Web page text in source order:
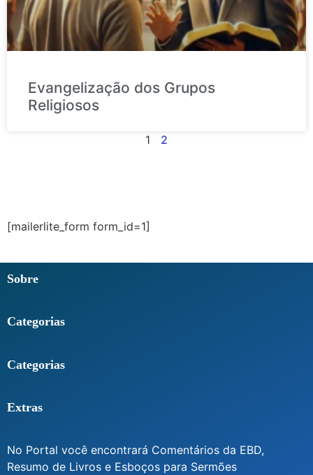
Evangelização dos Grupos
Religiosos
1 2
[mailerlite_form form_id=1]
Sobre
Categorias
Categorias
Extras
No Portal você encontrará Comentários da EBD,
Resumo de Livros e Esboços para Sermões